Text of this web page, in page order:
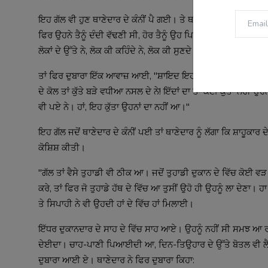
ਇਹ ਗੱਲ ਵੀ ਹੁਣ ਥਾਣੇਦਾਰ ਦੇ ਕੰਨੀਂ ਪੈ ਗਈ। ਤੇ ਥਾਣੇਦਾਰ ਨੇ ਫਿਰ
ਫਿਰ ਉਹਨੇ ਤੈਨੂੰ ਦੰਦੀ ਵੱਢਣੀ ਸੀ, ਹੋਰ ਤੈਨੂੰ ਉਹ ਪਿਆਰ ਕਰਦਾ!" ਘੁਸਰ-
ਲੋਕਾਂ ਦੇ ਉੱਤੇ ਨੇ, ਲੋਕ ਕੀ ਕਹਿੰਦੇ ਨੇ, ਲੋਕ ਕੀ ਸੁਣਦੇ ਨੇ।
ਤਾਂ ਫਿਰ ਦੁਬਾਰਾ ਇੱਕ ਆਵਾਜ਼ ਆਈ, "ਸ਼ਾਇਦ ਇਹ ਕੁੱਤਾ ਜਨਰਲ ਸਾਹਿਬ
ਦੇ ਕੋਲ ਤਾਂ ਕੁੱਤੇ ਬੜੇ ਵਧੀਆ ਨਸਲ ਦੇ ਨੇ! ਇੱਦਾਂ ਦਾ ਤਾਂ ਕੋਈ ਕੁੱਤਾ ਨਹੀਂ
ਵੀ ਪਏ ਨੇ। ਹਾਂ, ਇਹ ਕੁੱਤਾ ਉਹਨਾਂ ਦਾ ਨਹੀਂ ਆ।"
ਇਹ ਗੱਲ ਜਦੋਂ ਥਾਣੇਦਾਰ ਦੇ ਕੰਨੀਂ ਪਈ ਤਾਂ ਥਾਣੇਦਾਰ ਨੂੰ ਲੱਗਾ ਕਿ
ਕੋਸ਼ਿਸ਼ ਕੀਤੀ।
"ਗੱਲ ਤਾਂ ਵੈਸੇ ਤੁਹਾਡੀ ਵੀ ਠੀਕ ਆ। ਜਦੋਂ ਤੁਹਾਡੀ ਦੁਕਾਨ ਦੇ ਵਿੱਚ ਕੋਈ
ਕਰੇ, ਤਾਂ ਫਿਰ ਜੋ ਤੁਹਾਡੇ ਹੱਥ ਦੇ ਵਿੱਚ ਆ ਤੁਸੀਂ ਉਹੋ ਹੀ ਉਹਨੂੰ ਲਾ ਦੇਣਾ।
ਤੇ ਸਿਪਾਹੀ ਨੇ ਵੀ ਉਹਦੀ ਹਾਂ ਦੇ ਵਿੱਚ ਹਾਂ ਮਿਲਾਈ।
ਇੱਧਰ ਦੁਕਾਨਦਾਰ ਦੇ ਸਾਹ ਦੇ ਵਿੱਚ ਸਾਹ ਆਏ। ਉਹਨੂੰ ਨਹੀਂ ਸੀ ਸਮਝ ਆ
ਦੇਈਦਾ। ਚਾਹ-ਪਾਣੀ ਪਿਆਈਦੀ ਆ, ਦਿਨ-ਤਿਉਹਾਰ ਦੇ ਉੱਤੇ ਬੋਤਲ ਵੀ
ਦੁਬਾਰਾ ਆਈ ਏ। ਥਾਣੇਦਾਰ ਨੇ ਫਿਰ ਦੁਬਾਰਾ ਕਿਹਾ: